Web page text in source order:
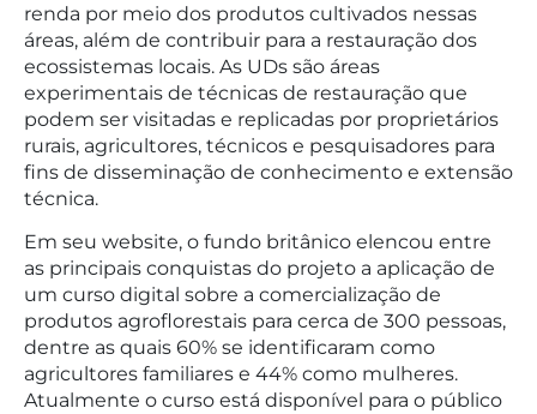
renda por meio dos produtos cultivados nessas
áreas, além de contribuir para a restauração dos
ecossistemas locais. As UDs são áreas
experimentais de técnicas de restauração que
podem ser visitadas e replicadas por proprietários
rurais, agricultores, técnicos e pesquisadores para
fins de disseminação de conhecimento e extensão
técnica.
Em seu website, o fundo britânico elencou entre
as principais conquistas do projeto a aplicação de
um curso digital sobre a comercialização de
produtos agroflorestais para cerca de 300 pessoas,
dentre as quais 60% se identificaram como
agricultores familiares e 44% como mulheres.
Atualmente o curso está disponível para o público